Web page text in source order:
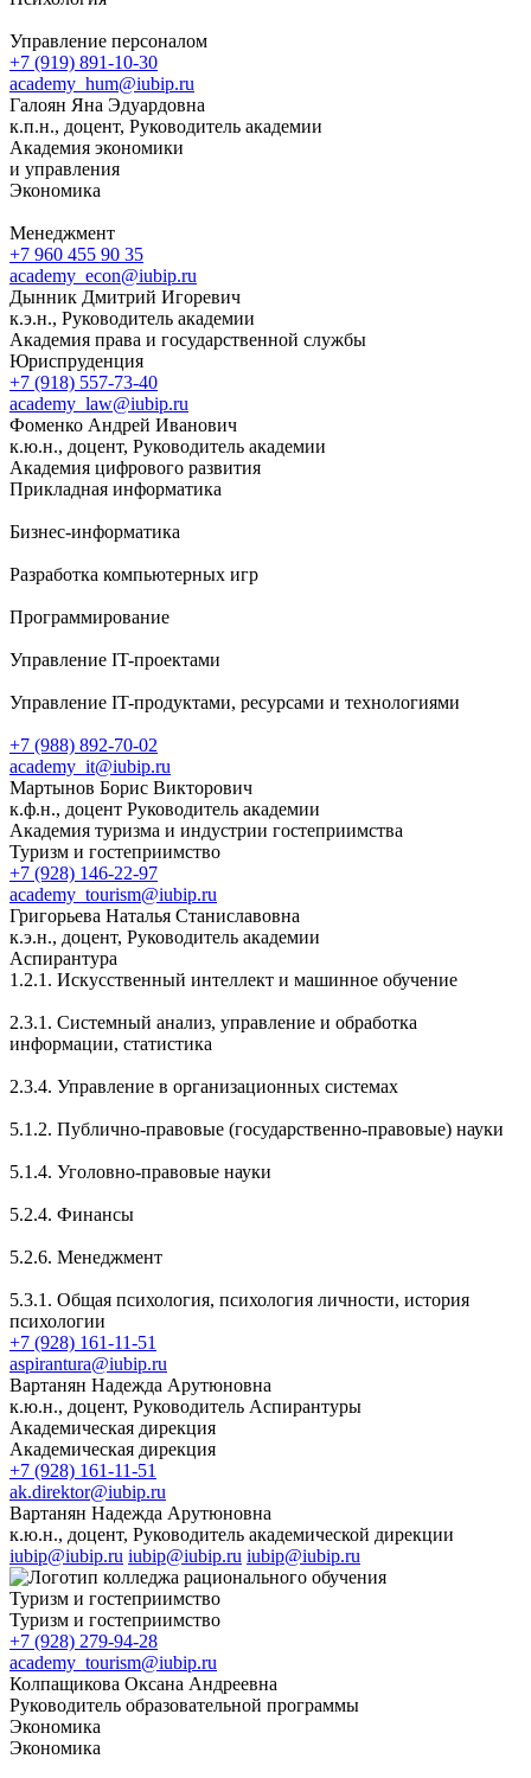
Управление персоналом
+7 (919) 891-10-30
academy_hum@iubip.ru
Галоян Яна Эдуардовна
к.п.н., доцент, Руководитель академии
Академия экономики
и управления
Экономика
Менеджмент
+7 960 455 90 35
academy_econ@iubip.ru
Дынник Дмитрий Игоревич
к.э.н., Руководитель академии
Академия права и государственной службы
Юриспруденция
+7 (918) 557-73-40
academy_law@iubip.ru
Фоменко Андрей Иванович
к.ю.н., доцент, Руководитель академии
Академия цифрового развития
Прикладная информатика
Бизнес-информатика
Разработка компьютерных игр
Программирование
Управление IT-проектами
Управление IT-продуктами, ресурсами и технологиями
+7 (988) 892-70-02
academy_it@iubip.ru
Мартынов Борис Викторович
к.ф.н., доцент Руководитель академии
Академия туризма и индустрии гостеприимства
Туризм и гостеприимство
+7 (928) 146-22-97
academy_tourism@iubip.ru
Григорьева Наталья Станиславовна
к.э.н., доцент, Руководитель академии
Аспирантура
1.2.1. Искусственный интеллект и машинное обучение
2.3.1. Системный анализ, управление и обработка
информации, статистика
2.3.4. Управление в организационных системах
5.1.2. Публично-правовые (государственно-правовые) науки
5.1.4. Уголовно-правовые науки
5.2.4. Финансы
5.2.6. Менеджмент
5.3.1. Общая психология, психология личности, история
психологии
+7 (928) 161-11-51
aspirantura@iubip.ru
Вартанян Надежда Арутюновна
к.ю.н., доцент, Руководитель Аспирантуры
Академическая дирекция
Академическая дирекция
+7 (928) 161-11-51
ak.direktor@iubip.ru
Вартанян Надежда Арутюновна
к.ю.н., доцент, Руководитель академической дирекции
iubip@iubip.ru iubip@iubip.ru iubip@iubip.ru
Туризм и гостеприимство
Туризм и гостеприимство
+7 (928) 279-94-28
academy_tourism@iubip.ru
Колпащикова Оксана Андреевна
Руководитель образовательной программы
Экономика
Экономика